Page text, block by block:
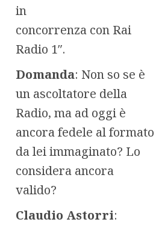
in
concorrenza con Rai
Radio 1″.
Domanda: Non so se è
un ascoltatore della
Radio, ma ad oggi è
ancora fedele al formato
da lei immaginato? Lo
considera ancora
valido?
Claudio Astorri: